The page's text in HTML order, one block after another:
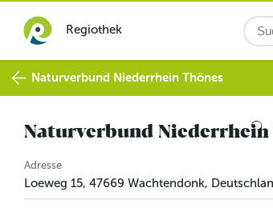
Regiothek
Naturverbund Niederrhein Thönes
Naturverbund Niederrhein
Adresse
Loeweg 15, 47669 Wachtendonk,